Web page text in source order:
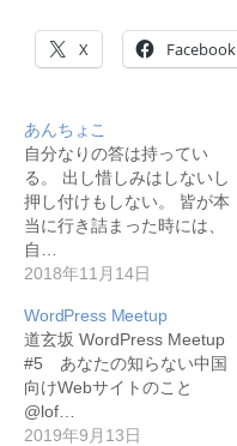
X Facebook
あんちょこ
自分なりの答は持ってい
る。 出し惜しみはしないし
押し付けもしない。 皆が本
当に行き詰まった時には、
自…
2018年11月14日
WordPress Meetup
道玄坂 WordPress Meetup
#5 あなたの知らない中国
向けWebサイトのこと
@lof…
2019年9月13日